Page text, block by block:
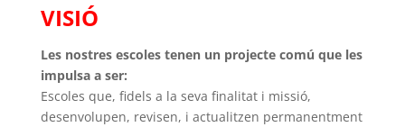
VISIÓ
Les nostres escoles tenen un projecte comú que les
impulsa a ser:
Escoles que, fidels a la seva finalitat i missió,
desenvolupen, revisen, i actualitzen permanentment